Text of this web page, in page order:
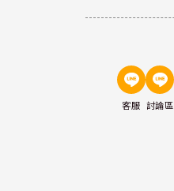
客服 討論區